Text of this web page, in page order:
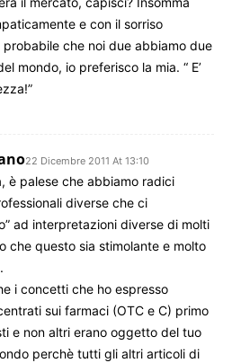
e con il sorriso
che noi due abbiamo due
mondo, io preferisco la mia. “ E’
22 Dicembre 2011 At 13:10
è palese che abbiamo radici
diverse che ci
ad interpretazioni diverse di molti
che questo sia stimolante e molto
i concetti che ho espresso
sui farmaci (OTC e C) primo
e non altri erano oggetto del tuo
perchè tutti gli altri articoli di